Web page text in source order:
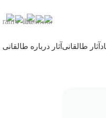
آثار طالقانی آثار درباره طالقانی